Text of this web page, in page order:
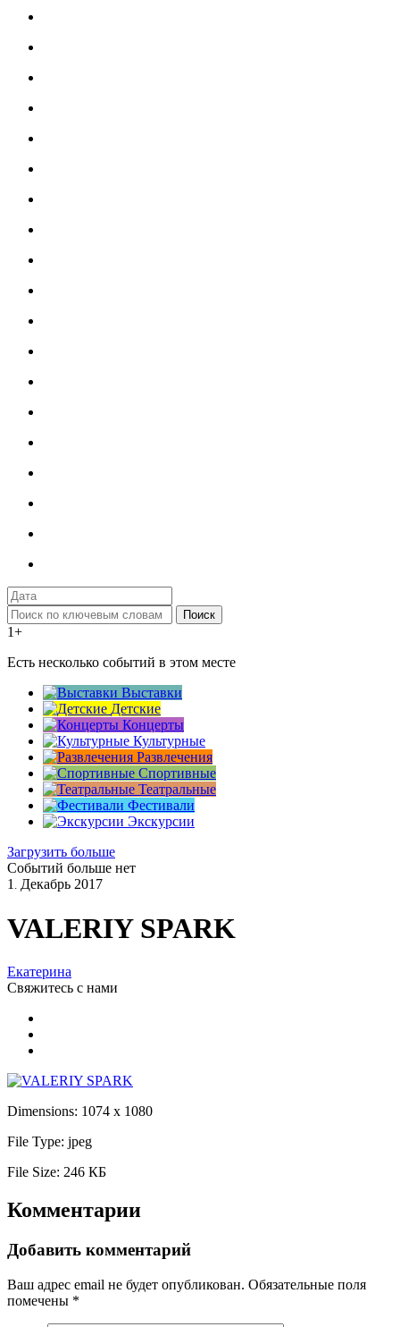
Поиск
1+
Есть несколько событий в этом месте
Выставки
Детские
Концерты
Культурные
Развлечения
Спортивные
Театральные
Фестивали
Экскурсии
Загрузить больше
Событий больше нет
1 . Декабрь 2017
VALERIY SPARK
Екатерина
Свяжитесь с нами
Dimensions: 1074 x 1080
File Type: jpeg
File Size: 246 КБ
Комментарии
Добавить комментарий
Ваш адрес email не будет опубликован. Обязательные поля
помечены *